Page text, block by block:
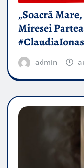
„Soacră
Miresei
admin